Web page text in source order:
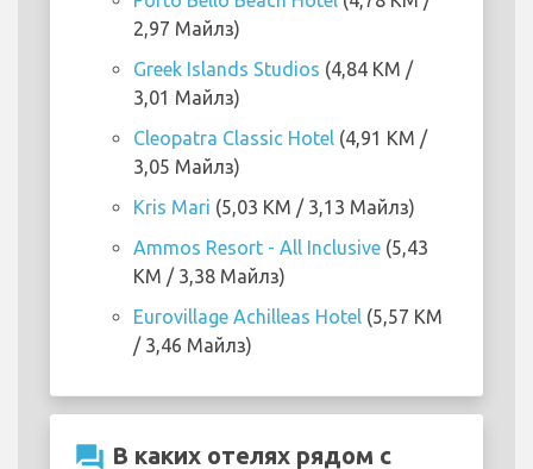
2,97 Майлз)
Greek Islands Studios (4,84 KM /
3,01 Майлз)
Cleopatra Classic Hotel (4,91 KM /
3,05 Майлз)
Kris Mari (5,03 KM / 3,13 Майлз)
Ammos Resort - All Inclusive (5,43
KM / 3,38 Майлз)
Eurovillage Achilleas Hotel (5,57 KM
/ 3,46 Майлз)
question_answer В каких отелях рядом с